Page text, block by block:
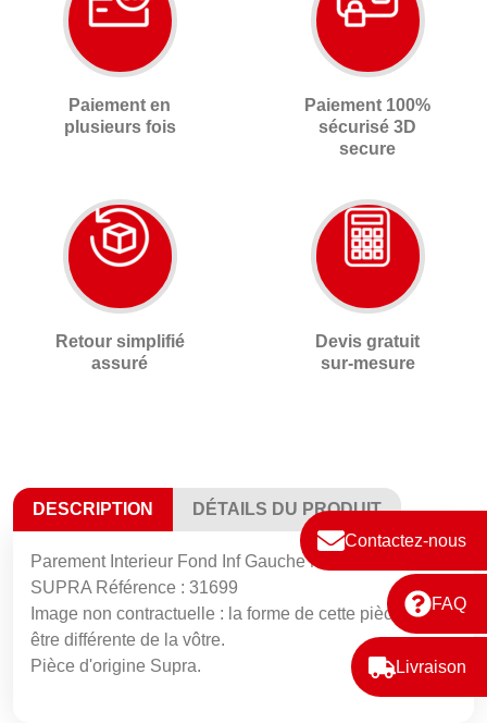
Contactez-nous
FAQ
Livraison
Paiement en
plusieurs fois
Paiement 100%
sécurisé 3D
secure
Retour simplifié
assuré
Devis gratuit
sur-mesure
DESCRIPTION DÉTAILS DU PRODUIT
Parement Interieur Fond Inf Gauche Noir Rld Fsu3A
SUPRA Référence : 31699
Image non contractuelle : la forme de cette pièce peut
être différente de la vôtre.
Pièce d'origine Supra.